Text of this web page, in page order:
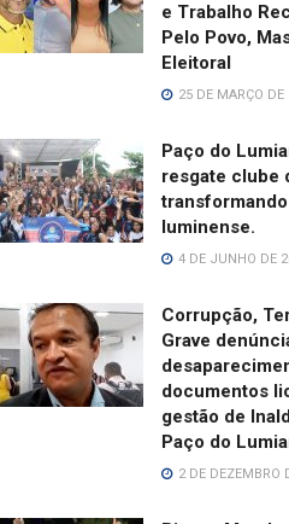
e Trabalho
Pelo Povo,
Eleitoral
25 DE MARÇO DE
Paço do
resgate clube
luminense.
4 DE JUNHO DE
Corrupção,
Grave
documentos
gestão de
Paço do
2 DE DEZEMBRO